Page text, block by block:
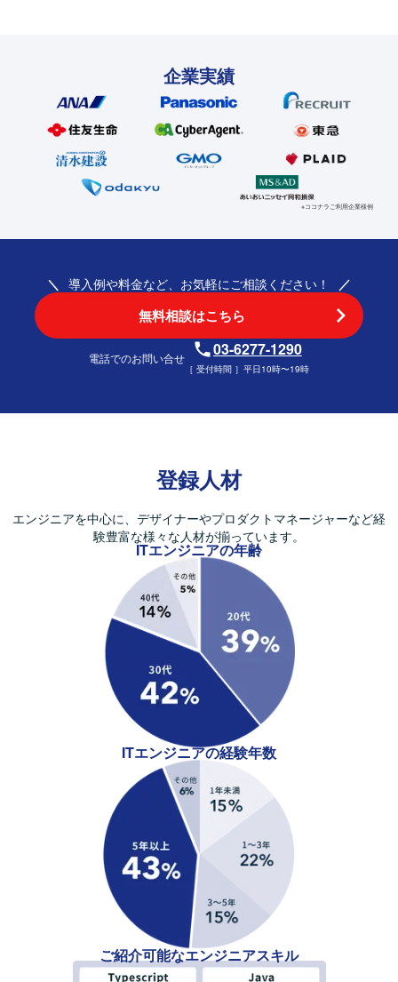
企業実績
※ココナラご利用企業様例
導入例や料金など、お気軽にご相談ください！
無料相談はこちら
電話でのお問い合せ 03-6277-1290
［ 受付時間 ］平日10時〜19時
登録人材
エンジニアを中心に、デザイナーやプロダクトマネージャーなど経
験豊富な様々な人材が揃っています。
ITエンジニアの年齢
ITエンジニアの経験年数
ご紹介可能なエンジニアスキル